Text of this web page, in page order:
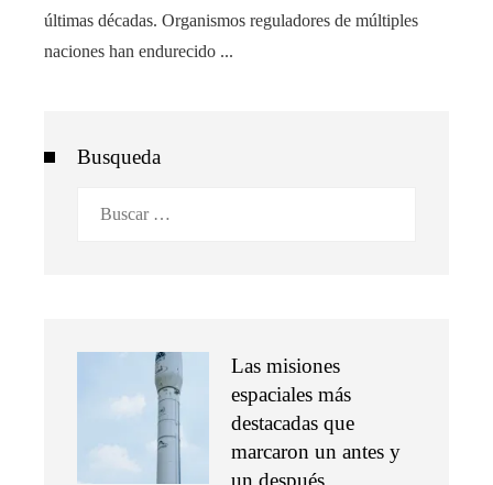
últimas décadas. Organismos reguladores de múltiples
naciones han endurecido ...
Busqueda
Las misiones
espaciales más
destacadas que
marcaron un antes y
un después